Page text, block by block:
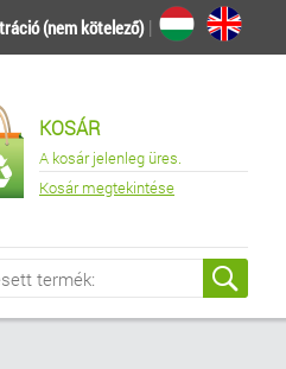
(nem kötelező)|
KOSÁR
A kosár jelenleg üres.
Kosár megtekintése